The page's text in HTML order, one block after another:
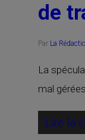
de
Par La
La
mal
Lire la